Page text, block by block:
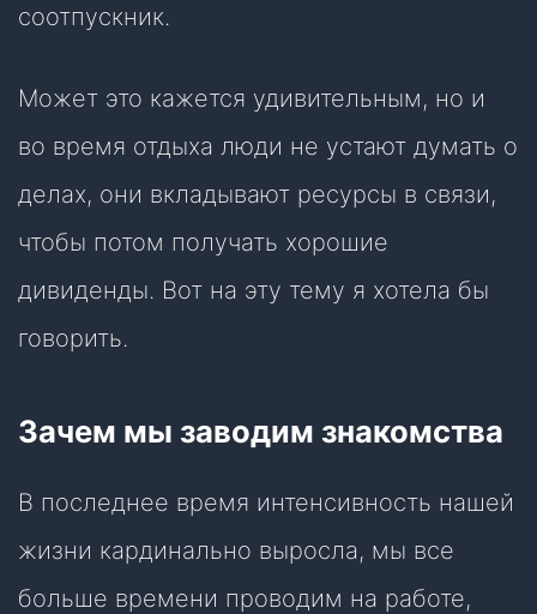
соотпускник.
Может это кажется удивительным, но и
во время отдыха люди не устают думать о
делах, они вкладывают ресурсы в связи,
чтобы потом получать хорошие
дивиденды. Вот на эту тему я хотела бы
говорить.
Зачем мы заводим знакомства
В последнее время интенсивность нашей
жизни кардинально выросла, мы все
больше времени проводим на работе,